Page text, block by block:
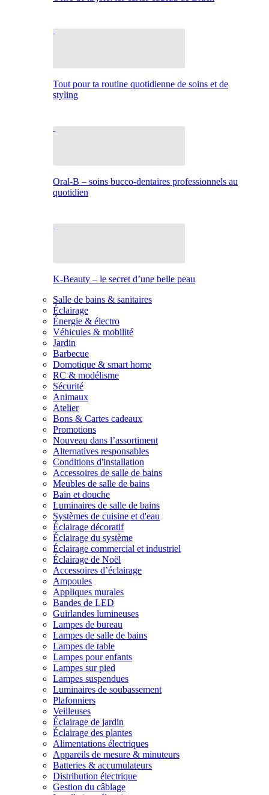
Tout pour ta routine quotidienne de soins et de
styling
Oral-B – soins bucco-dentaires professionnels au
quotidien
K-Beauty – le secret d’une belle peau
Salle de bains & sanitaires
Éclairage
Énergie & électro
Véhicules & mobilité
Jardin
Barbecue
Domotique & smart home
RC & modélisme
Sécurité
Animaux
Atelier
Bons & Cartes cadeaux
Promotions
Nouveau dans l’assortiment
Alternatives responsables
Conditions d'installation
Accessoires de salle de bains
Meubles de salle de bains
Bain et douche
Luminaires de salle de bains
Systèmes de cuisine et d'eau
Éclairage décoratif
Éclairage du système
Éclairage commercial et industriel
Éclairage de Noël
Accessoires d’éclairage
Ampoules
Appliques murales
Bandes de LED
Guirlandes lumineuses
Lampes de bureau
Lampes de salle de bains
Lampes de table
Lampes pour enfants
Lampes sur pied
Lampes suspendues
Luminaires de soubassement
Plafonniers
Veilleuses
Éclairage de jardin
Éclairage des plantes
Alimentations électriques
Appareils de mesure & minuteurs
Batteries & accumulateurs
Distribution électrique
Gestion du câblage